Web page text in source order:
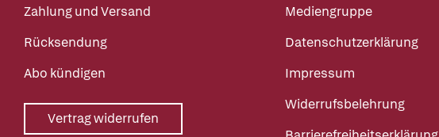
Zahlung und Versand
Rücksendung
Abo kündigen
Vertrag widerrufen
Mediengruppe
Datenschutzerklärung
Impressum
Widerrufsbelehrung